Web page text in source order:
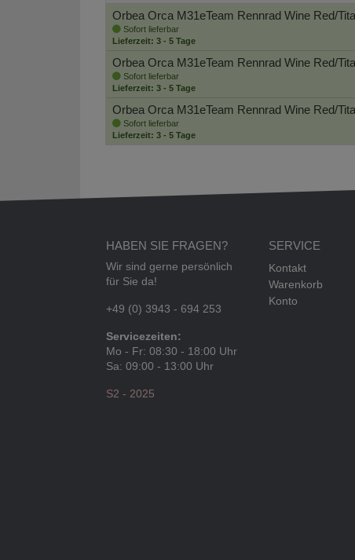
Orbea Orca M31eTeam Rennrad Wine Red/
Sofort lieferbar
Lieferzeit: 3 - 5 Tage
Orbea Orca M31eTeam Rennrad Wine Red/
Sofort lieferbar
Lieferzeit: 3 - 5 Tage
Orbea Orca M31eTeam Rennrad Wine Red/
Sofort lieferbar
Lieferzeit: 3 - 5 Tage
HABEN SIE FRAGEN?
Wir sind gerne persönlich
für Sie da!
+49 (0) 3943 - 694 253
Servicezeiten:
Mo - Fr: 08:30 - 18:00 Uhr
Sa: 09:00 - 13:00 Uhr
S2 - 2025
SERVICE
Kontakt
Warenkorb
Konto